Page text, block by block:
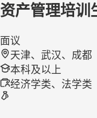
资产管理培训
面议
天津、武汉、成都
本科及以上
经济学类、法学类